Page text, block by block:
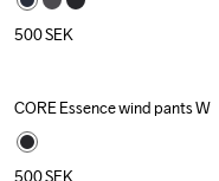
500SEK
CORE Essence wind pants W
500SEK